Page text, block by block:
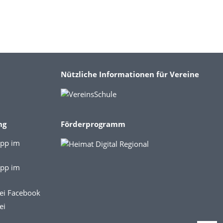
Nützliche Informationen für Vereine
Förderprogramm